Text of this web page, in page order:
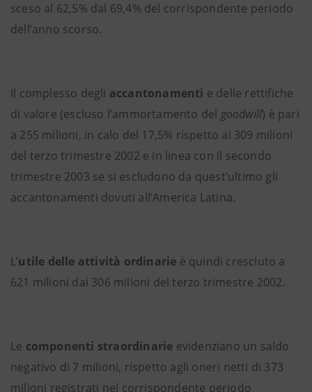
sceso al 62,5% dal 69,4% del corrispondente periodo
dell’anno scorso.
Il complesso degli accantonamenti e delle rettifiche
di valore (escluso l’ammortamento del goodwill) è pari
a 255 milioni, in calo del 17,5% rispetto ai 309 milioni
del terzo trimestre 2002 e in linea con il secondo
trimestre 2003 se si escludono da quest’ultimo gli
accantonamenti dovuti all’America Latina.
L’utile delle attività ordinarie è quindi cresciuto a
621 milioni dai 306 milioni del terzo trimestre 2002.
Le componenti straordinarie evidenziano un saldo
negativo di 7 milioni, rispetto agli oneri netti di 373
milioni registrati nel corrispondente periodo